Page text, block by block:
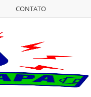
CONTATO